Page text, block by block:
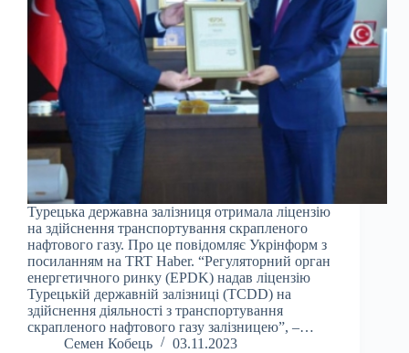
Турецька державна залізниця отримала ліцензію
на здійснення транспортування скрапленого
нафтового газу. Про це повідомляє Укрінформ з
посиланням на TRT Haber. “Регуляторний орган
енергетичного ринку (EPDK) надав ліцензію
Турецькій державній залізниці (TCDD) на
здійснення діяльності з транспортування
скрапленого нафтового газу залізницею”, –…
Семен Кобець
03.11.2023